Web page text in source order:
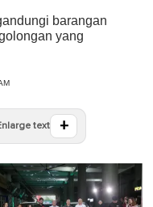
barangan
yang
text +